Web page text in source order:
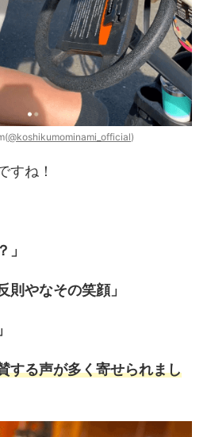
@koshikumominami_official)
すね！
」
則やなその笑顔」
する声が多く寄せられまし